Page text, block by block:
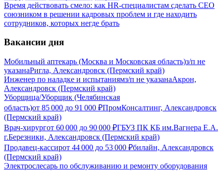
Время действовать смело: как HR-специалистам сделать CEO
союзником в решении кадровых проблем и где находить
сотрудников, которых негде брать
Вакансии дня
Мобильный аптекарь (Москва и Московская область)з/п не
указанаРигла, Александровск (Пермский край)
Инженер по наладке и испытаниямз/п не указанаАкрон,
Александровск (Пермский край)
Уборщица/Уборщик (Челябинская
область)от 85 000 до 91 000 ₽ПромКонсалтинг, Александровск
(Пермский край)
Врач-хирургот 60 000 до 90 000 ₽ГБУЗ ПК КБ им.Вагнера Е.А.
г.Березники, Александровск (Пермский край)
Продавец-кассирот 44 000 до 53 000 ₽билайн, Александровск
(Пермский край)
Электрослесарь по обслуживанию и ремонту оборудования